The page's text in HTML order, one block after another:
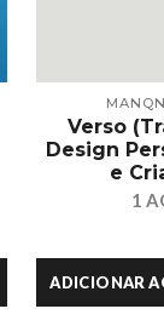
Verso
Design
e
1
ADICIONAR